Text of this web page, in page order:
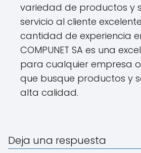
variedad de productos y
servicio al cliente
cantidad de experiencia
COMPUNET SA es una
para cualquier empresa
que busque productos y
alta calidad.
Deja una respuesta